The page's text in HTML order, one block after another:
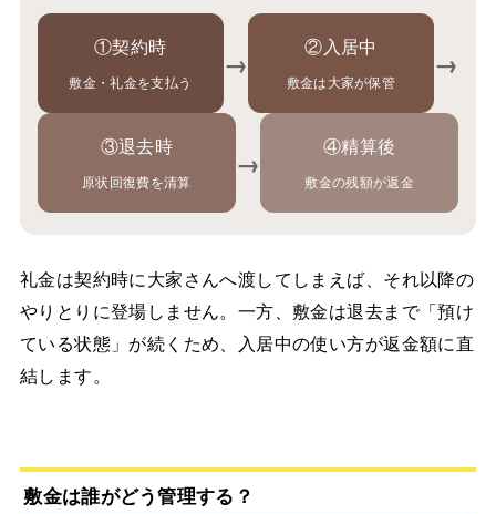
①契約時
敷金・礼金を支払う
→ ②入居中
敷金は大家が保管
→
③退去時
原状回復費を清算
→ ④精算後
敷金の残額が返金
礼金は契約時に大家さんへ渡してしまえば、それ以降の
やりとりに登場しません。一方、敷金は退去まで「預け
ている状態」が続くため、入居中の使い方が返金額に直
結します。
敷金は誰がどう管理する？